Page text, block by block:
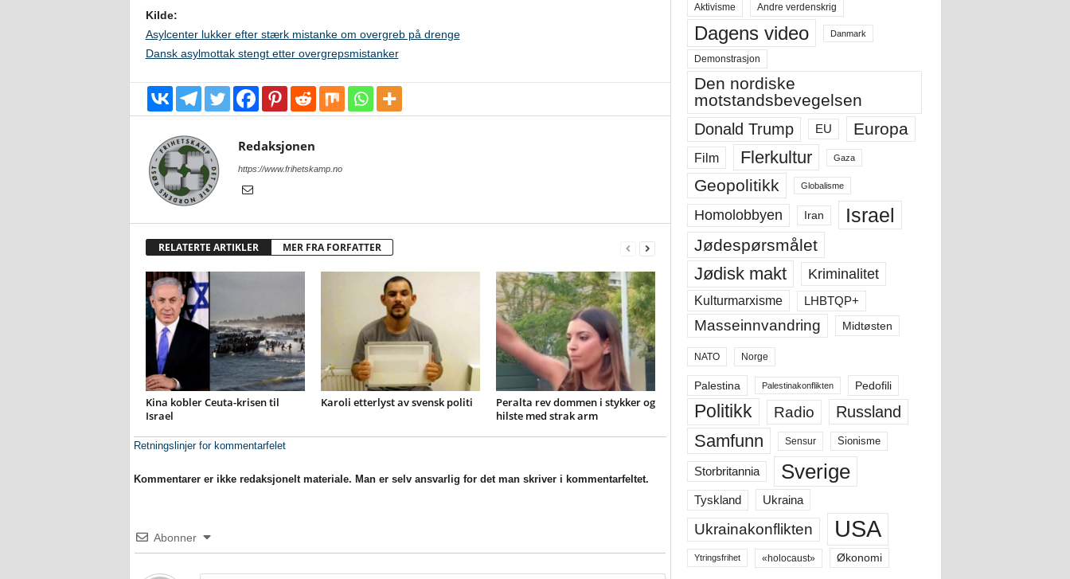
Kilde:
Asylcenter lukker efter stærk mistanke om overgreb på drenge
Dansk asylmottak stengt etter overgrepsmistanker
Redaksjonen
https://www.frihetskamp.no
RELATERTE ARTIKLER MER FRA FORFATTER
Kina kobler Ceuta-krisen til
Israel
Karoli etterlyst av svensk politi
Peralta rev dommen i stykker og
hilste med strak arm
Retningslinjer for kommentarfelet
Kommentarer er ikke redaksjonelt materiale. Man er selv ansvarlig for det man skriver i kommentarfeltet.
Abonner
Aktivisme Andre verdenskrig
Dagens video Danmark
Demonstrasjon
Den nordiske
motstandsbevegelsen
Donald Trump EU Europa
Film Flerkultur Gaza
Geopolitikk Globalisme
Homolobbyen Iran Israel
Jødespørsmålet
Jødisk makt Kriminalitet
Kulturmarxisme LHBTQP+
Masseinnvandring Midtøsten
NATO Norge
Palestina Palestinakonflikten Pedofili
Politikk Radio Russland
Samfunn Sensur Sionisme
Storbritannia Sverige
Tyskland Ukraina
Ukrainakonflikten USA
Ytringsfrihet «holocaust» Økonomi